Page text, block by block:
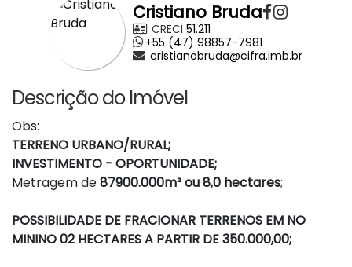
Cristiano Bruda
CRECI 51.211
+55 (47) 98857-7981
cristianobruda@cifra.imb.br
Descrição do Imóvel
Obs:
TERRENO URBANO/RURAL;
INVESTIMENTO - OPORTUNIDADE;
Metragem de87900.000m² ou 8,0 hectares;
POSSIBILIDADE DE FRACIONAR TERRENOS EM NO
MININO 02 HECTARES A PARTIR DE 350.000,00;